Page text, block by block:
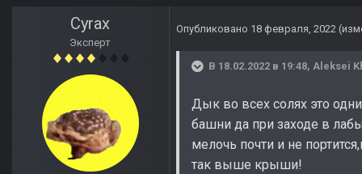
Cyrax
Эксперт
Опубликовано 18 февраля, 2022
В 18.02.2022 в 19:48, Aleksei
Дык во всех солях это
башни да при заходе в
мелочь почти и не
так выше крыши!